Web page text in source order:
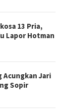
13 Pria,
Lapor Hotman
Acungkan Jari
Sopir